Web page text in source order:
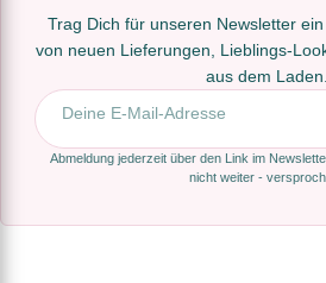
Trag Dich für unseren Newsletter
von neuen Lieferungen, Lieblings-
aus dem Laden.
E-Mail-Adresse
Abmeldung jederzeit über den Link im
nicht weiter -